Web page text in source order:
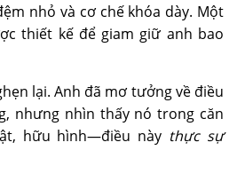
nhỏ và cơ chế khóa dày. Một
thiết kế để giam giữ anh bao
lại. Anh đã mơ tưởng về điều
nhưng nhìn thấy nó trong căn
hữu hình—điều này thực sự